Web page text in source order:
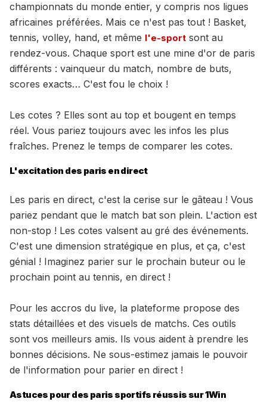
championnats du monde entier, y compris nos ligues
africaines préférées. Mais ce n'est pas tout ! Basket,
tennis, volley, hand, et même l'e-sport sont au
rendez-vous. Chaque sport est une mine d'or de paris
différents : vainqueur du match, nombre de buts,
scores exacts… C'est fou le choix !
Les cotes ? Elles sont au top et bougent en temps
réel. Vous pariez toujours avec les infos les plus
fraîches. Prenez le temps de comparer les cotes.
L'excitation des paris en direct
Les paris en direct, c'est la cerise sur le gâteau ! Vous
pariez pendant que le match bat son plein. L'action est
non-stop ! Les cotes valsent au gré des événements.
C'est une dimension stratégique en plus, et ça, c'est
génial ! Imaginez parier sur le prochain buteur ou le
prochain point au tennis, en direct !
Pour les accros du live, la plateforme propose des
stats détaillées et des visuels de matchs. Ces outils
sont vos meilleurs amis. Ils vous aident à prendre les
bonnes décisions. Ne sous-estimez jamais le pouvoir
de l'information pour parier en direct !
Astuces pour des paris sportifs réussis sur 1Win